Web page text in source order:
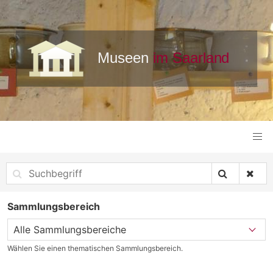
Sammlungsbereich
Wählen Sie einen thematischen Sammlungsbereich.